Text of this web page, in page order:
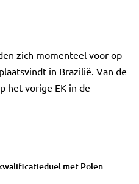
zich momenteel voor op
in Brazilië. Van de
het vorige EK in de
met Polen